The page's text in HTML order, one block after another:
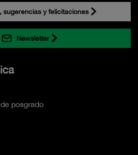
sugerencias y felicitaciones
Newsletter
posgrado